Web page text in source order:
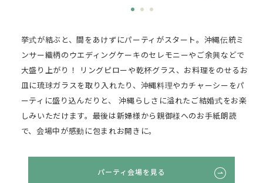
挙式が結ぶと、間をあけずにパーティがスタート。沖縄伝統ミ
ンサー織柄のウエディングケーキのセレモニーやご余興などで
大盛り上がり！
リングピローや乾杯グラス、お料理をのせるお
皿に琉球ガラスを取り入れたり、沖縄料理やカチャーシーをパ
ーティに盛り込んだりと、
沖縄らしさに溢れたご結婚式をお楽
しみいただけます。最後は新婦様から親御様へのお手紙朗読
で、会場中が感動に包まれお開きに。
パーティ会場を見る